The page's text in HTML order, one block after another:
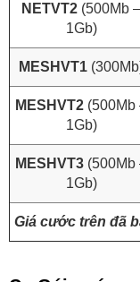
NETVT2 (500Mb –
1Gb)
MESHVT1
MESHVT2 (500Mb
1Gb)
MESHVT3 (500Mb
1Gb)
Giá cước trên đã